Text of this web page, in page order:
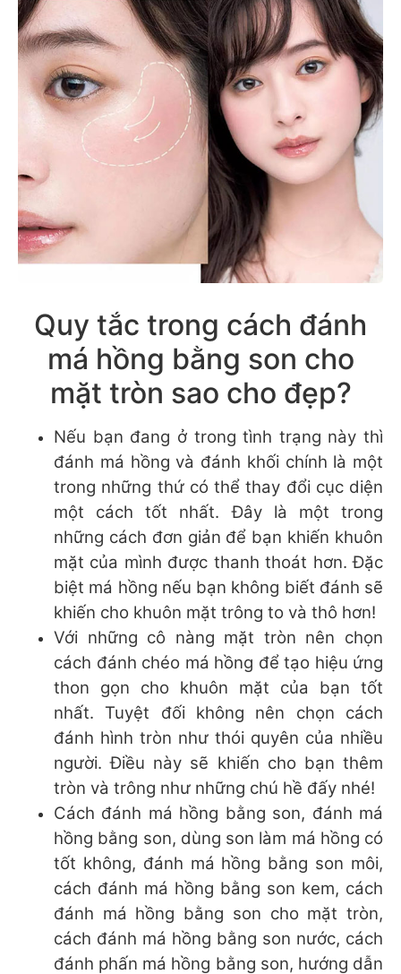
Quy tắc trong cách đánh
má hồng bằng son cho
mặt tròn sao cho đẹp?
Nếu bạn đang ở trong tình trạng này thì
đánh má hồng và đánh khối chính là một
trong những thứ có thể thay đổi cục diện
một cách tốt nhất. Đây là một trong
những cách đơn giản để bạn khiến khuôn
mặt của mình được thanh thoát hơn. Đặc
biệt má hồng nếu bạn không biết đánh sẽ
khiến cho khuôn mặt trông to và thô hơn!
Với những cô nàng mặt tròn nên chọn
cách đánh chéo má hồng để tạo hiệu ứng
thon gọn cho khuôn mặt của bạn tốt
nhất. Tuyệt đối không nên chọn cách
đánh hình tròn như thói quyên của nhiều
người. Điều này sẽ khiến cho bạn thêm
tròn và trông như những chú hề đấy nhé!
Cách đánh má hồng bằng son, đánh má
hồng bằng son, dùng son làm má hồng có
tốt không, đánh má hồng bằng son môi,
cách đánh má hồng bằng son kem, cách
đánh má hồng bằng son cho mặt tròn,
cách đánh má hồng bằng son nước, cách
đánh phấn má hồng bằng son, hướng dẫn